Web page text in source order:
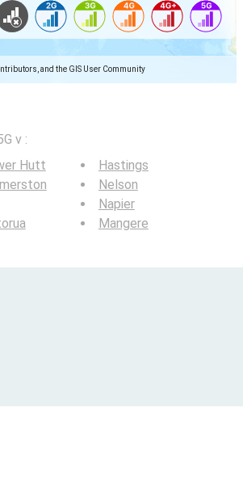
and the GIS User Community
v :
Hutt
Hastings
Nelson
Napier
Mangere